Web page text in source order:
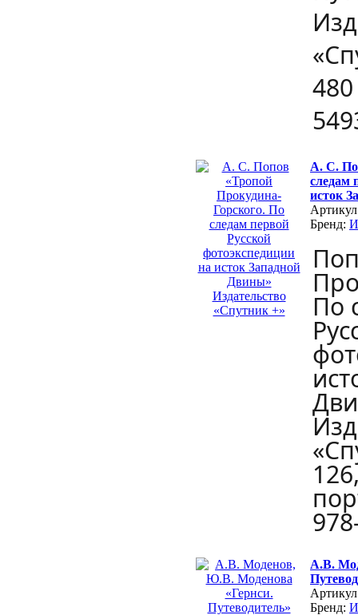
А. С.
следам
исток
Бренд:
По
А.В.
Бренд: